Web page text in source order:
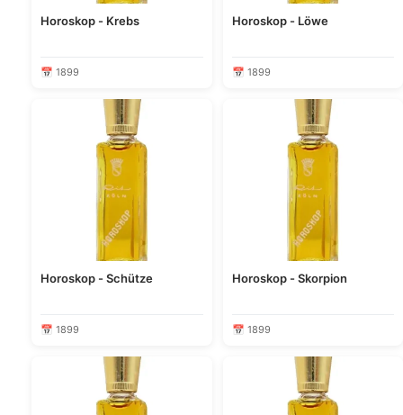
Horoskop - Krebs
📅 1899
Horoskop - Löwe
📅 1899
Horoskop - Schütze
📅 1899
Horoskop - Skorpion
📅 1899